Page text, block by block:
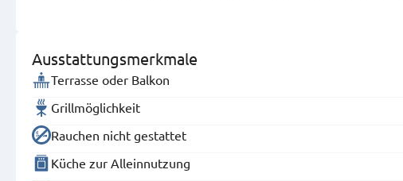
Ausstattungsmerkmale
Terrasse oder Balkon
Grillmöglichkeit
Rauchen nicht gestattet
Küche zur Alleinnutzung